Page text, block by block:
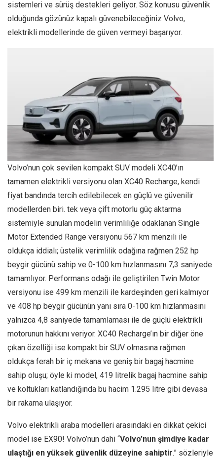
sistemleri ve sürüş destekleri geliyor. Söz konusu güvenlik
olduğunda gözünüz kapalı güvenebileceğiniz Volvo,
elektrikli modellerinde de güven vermeyi başarıyor.
Volvo’nun çok sevilen kompakt SUV modeli XC40’ın
tamamen elektrikli versiyonu olan XC40 Recharge, kendi
fiyat bandında tercih edilebilecek en güçlü ve güvenilir
modellerden biri. tek veya çift motorlu güç aktarma
sistemiyle sunulan modelin verimliliğe odaklanan Single
Motor Extended Range versiyonu 567 km menzili ile
oldukça iddialı; üstelik verimlilik odağına rağmen 252 hp
beygir gücünü sahip ve 0-100 km hızlanmasını 7,3 saniyede
tamamlıyor. Performans odağı ile geliştirilen Twin Motor
versiyonu ise 499 km menzili ile kardeşinden geri kalmıyor
ve 408 hp beygir gücünün yanı sıra 0-100 km hızlanmasını
yalnızca 4,8 saniyede tamamlaması ile de güçlü elektrikli
motorunun hakkını veriyor. XC40 Recharge’ın bir diğer öne
çıkan özelliği ise kompakt bir SUV olmasına rağmen
oldukça ferah bir iç mekana ve geniş bir bagaj hacmine
sahip oluşu; öyle ki model, 419 litrelik bagaj hacmine sahip
ve koltukları katlandığında bu hacim 1.295 litre gibi devasa
bir rakama ulaşıyor.
Volvo elektrikli araba modelleri arasındaki en dikkat çekici
model ise EX90! Volvo’nun dahi “Volvo’nun şimdiye kadar
ulaştığı en yüksek güvenlik düzeyine sahiptir.” sözleriyle